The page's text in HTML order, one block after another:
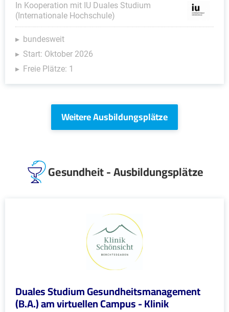
In Kooperation mit IU Duales Studium
(Internationale Hochschule)
bundesweit
Start: Oktober 2026
Freie Plätze: 1
Weitere Ausbildungsplätze
Gesundheit - Ausbildungsplätze
Duales Studium Gesundheitsmanagement
(B.A.) am virtuellen Campus - Klinik